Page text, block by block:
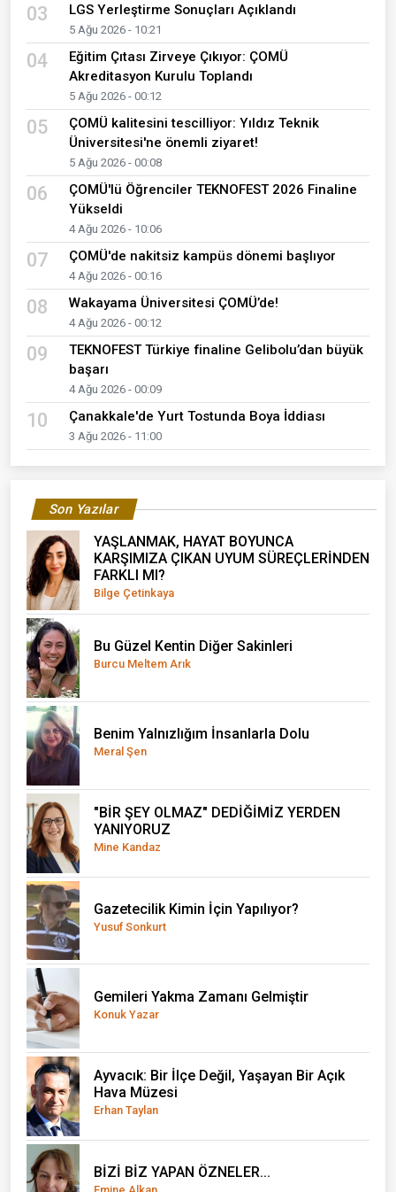
03 LGS Yerleştirme Sonuçları Açıklandı
5 Ağu 2026 - 10:21
04
Eğitim Çıtası Zirveye Çıkıyor: ÇOMÜ
Akreditasyon Kurulu Toplandı
5 Ağu 2026 - 00:12
05
ÇOMÜ kalitesini tescilliyor: Yıldız Teknik
Üniversitesi'ne önemli ziyaret!
5 Ağu 2026 - 00:08
06
ÇOMÜ'lü Öğrenciler TEKNOFEST 2026 Finaline
Yükseldi
4 Ağu 2026 - 10:06
07 ÇOMÜ'de nakitsiz kampüs dönemi başlıyor
4 Ağu 2026 - 00:16
08 Wakayama Üniversitesi ÇOMÜ’de!
4 Ağu 2026 - 00:12
09
TEKNOFEST Türkiye finaline Gelibolu’dan büyük
başarı
4 Ağu 2026 - 00:09
10 Çanakkale'de Yurt Tostunda Boya İddiası
3 Ağu 2026 - 11:00
Son Yazılar
YAŞLANMAK, HAYAT BOYUNCA
KARŞIMIZA ÇIKAN UYUM SÜREÇLERİNDEN
FARKLI MI?
Bilge Çetinkaya
Bu Güzel Kentin Diğer Sakinleri
Burcu Meltem Arık
Benim Yalnızlığım İnsanlarla Dolu
Meral Şen
"BİR ŞEY OLMAZ" DEDİĞİMİZ YERDEN
YANIYORUZ
Mine Kandaz
Gazetecilik Kimin İçin Yapılıyor?
Yusuf Sonkurt
Gemileri Yakma Zamanı Gelmiştir
Konuk Yazar
Ayvacık: Bir İlçe Değil, Yaşayan Bir Açık
Hava Müzesi
Erhan Taylan
BİZİ BİZ YAPAN ÖZNELER...